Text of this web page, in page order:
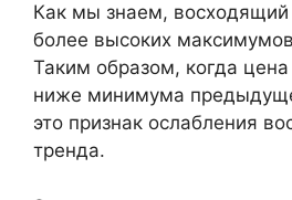
Как мы знаем, восходящий
более высоких
Таким образом, когда
ниже минимума
это признак ослабления
тренда.